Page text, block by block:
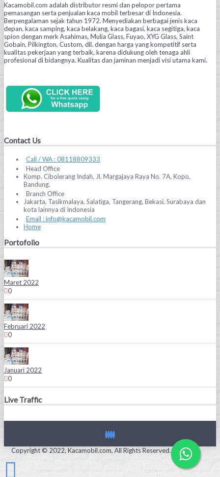
Kacamobil.com adalah distributor resmi dan pelopor pertama
pemasangan serta penjualan kaca mobil terbesar di Indonesia.
Berpengalaman sejak tahun 1972. Menyediakan berbagai jenis kaca
depan, kaca samping, kaca belakang, kaca bagasi, kaca segitiga, kaca
spion dengan merk Asahimas, Mulia Glass, Fuyao, XYG Glass, Saint
Gobain, Pilkington, Custom, dll. dengan harga yang kompetitif serta
kualitas pekerjaan yang terbaik, karena didukung oleh tenaga ahli
profesional di bidangnya. Kualitas dan jaminan menjadi visi utama kami.
Contact Us
Call / WA : 08118809333
Head Office
Komp. Cibolerang Indah, Jl. Margajaya Raya No. 7A, Kopo,
Bandung.
Branch Office
Jakarta, Tasikmalaya, Salatiga, Tangerang, Bekasi, Surabaya dan
kota lainnya di Indonesia
Email : info@kacamobil.com
Home
Portofolio
Maret 2022
0
Februari 2022
0
Januari 2022
0
Live Traffic
Copyright © 2022, Kacamobil.com, All Rights Reserved.